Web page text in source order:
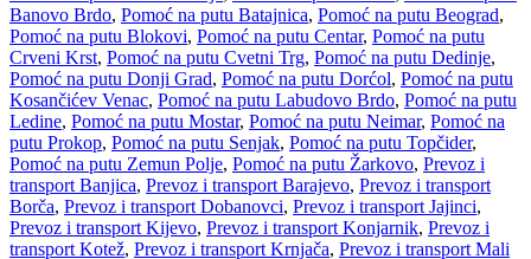
Banovo Brdo, Pomoć na putu Batajnica, Pomoć na putu Beograd,
Pomoć na putu Blokovi, Pomoć na putu Centar, Pomoć na putu
Crveni Krst, Pomoć na putu Cvetni Trg, Pomoć na putu Dedinje,
Pomoć na putu Donji Grad, Pomoć na putu Dorćol, Pomoć na putu
Kosančićev Venac, Pomoć na putu Labudovo Brdo, Pomoć na putu
Ledine, Pomoć na putu Mostar, Pomoć na putu Neimar, Pomoć na
putu Prokop, Pomoć na putu Senjak, Pomoć na putu Topčider,
Pomoć na putu Zemun Polje, Pomoć na putu Žarkovo, Prevoz i
transport Banjica, Prevoz i transport Barajevo, Prevoz i transport
Borča, Prevoz i transport Dobanovci, Prevoz i transport Jajinci,
Prevoz i transport Kijevo, Prevoz i transport Konjarnik, Prevoz i
transport Kotež, Prevoz i transport Krnjača, Prevoz i transport Mali